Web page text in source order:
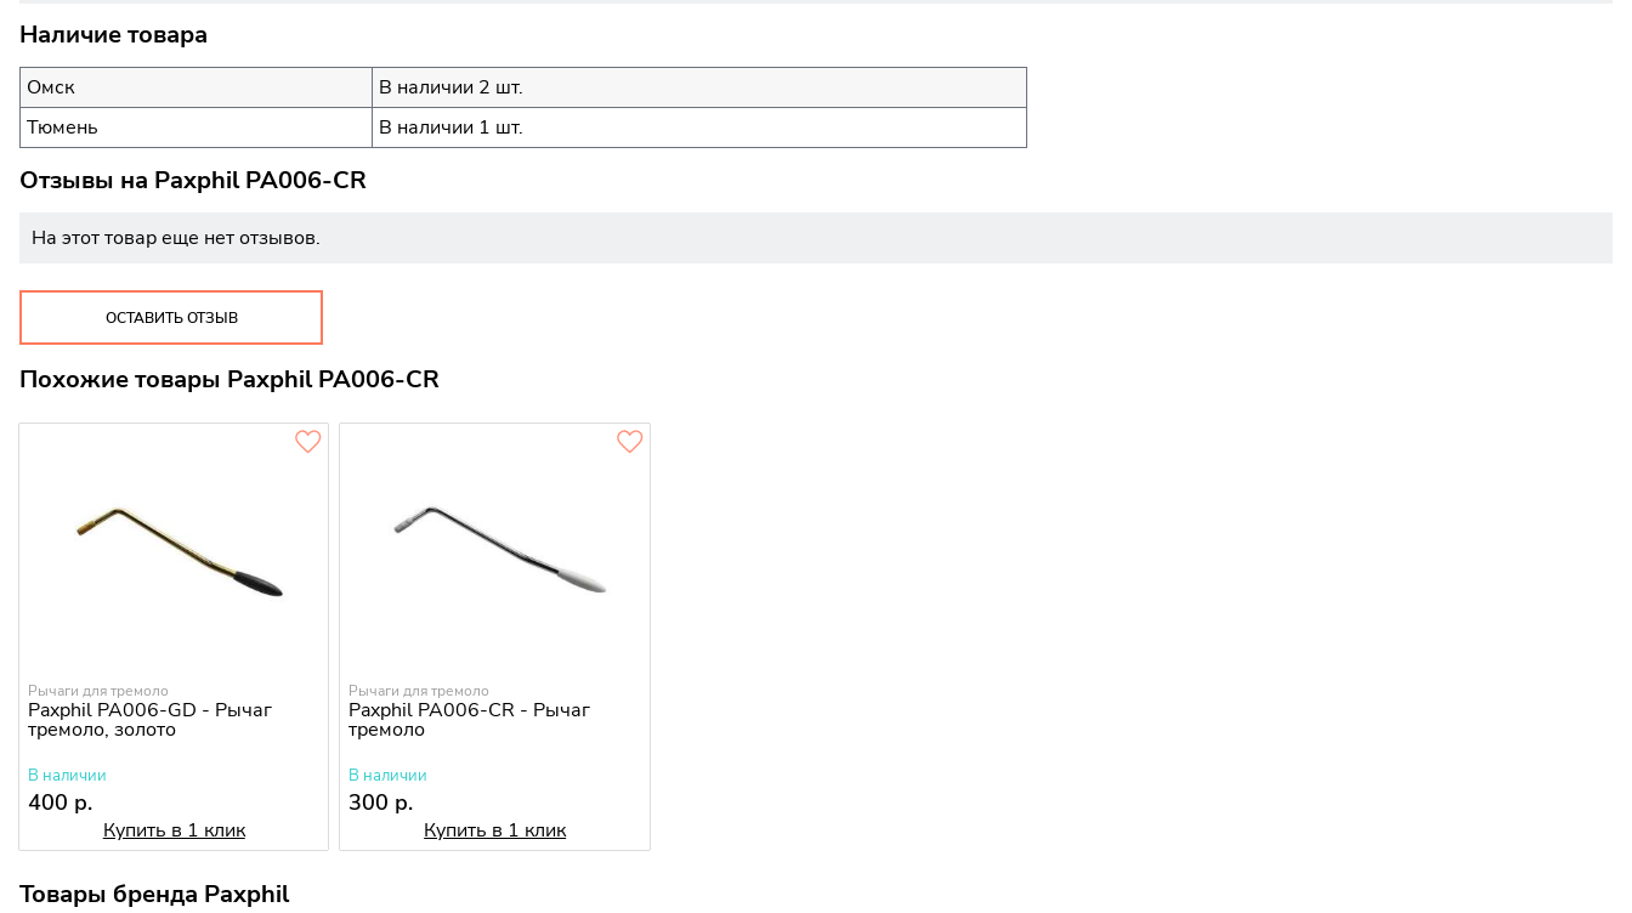
Наличие товара
Омск
В наличии 2 шт.
Тюмень
В наличии 1 шт.
Отзывы на Paxphil PA006-CR
На этот товар еще нет отзывов.
ОСТАВИТЬ ОТЗЫВ
Похожие товары Paxphil PA006-CR
Рычаги для тремоло
Paxphil PA006-GD - Рычаг
тремоло, золото
В наличии
400 р.
Купить в 1 клик
Рычаги для тремоло
Paxphil PA006-CR - Рычаг
тремоло
В наличии
300 р.
Купить в 1 клик
Товары бренда Paxphil